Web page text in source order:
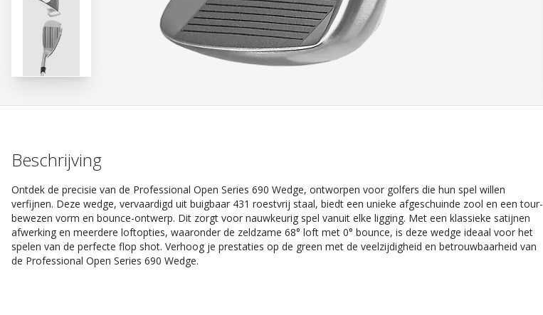
Beschrijving
Ontdek de precisie van de Professional Open Series 690 Wedge, ontworpen voor golfers die hun spel willen
verfijnen. Deze wedge, vervaardigd uit buigbaar 431 roestvrij staal, biedt een unieke afgeschuinde zool en een tour-
bewezen vorm en bounce-ontwerp. Dit zorgt voor nauwkeurig spel vanuit elke ligging. Met een klassieke satijnen
afwerking en meerdere loftopties, waaronder de zeldzame 68° loft met 0° bounce, is deze wedge ideaal voor het
spelen van de perfecte flop shot. Verhoog je prestaties op de green met de veelzijdigheid en betrouwbaarheid van
de Professional Open Series 690 Wedge.